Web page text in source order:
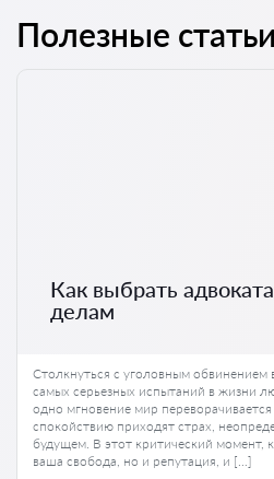
Полезные статьи
Как выбрать
делам
Столкнуться с уголовным обвинением
самых серьезных испытаний в жизни
одно мгновение мир
спокойствию приходят страх,
будущем. В этот критический момент,
ваша свобода, но и репутация, и […]